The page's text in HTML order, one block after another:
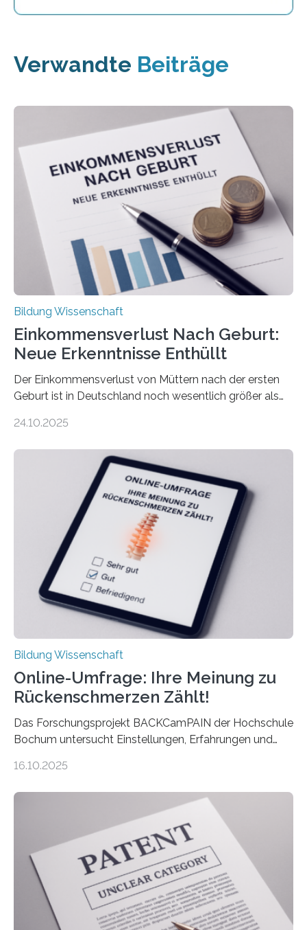
Verwandte Beiträge
Bildung Wissenschaft
Einkommensverlust Nach Geburt:
Neue Erkenntnisse Enthüllt
Der Einkommensverlust von Müttern nach der ersten
Geburt ist in Deutschland noch wesentlich größer als
nach der Geburt durchschnittlich fast 30.000 Euro
langfristigen Auswirkungen auf Karriere und die spätere
Rente. Bisherige Schätzungen lagen bei rund 20.000
Euro und damit etwa 30 Prozent zu niedrig. Zu diesem
Ergebnis kommt eine neue Studie des ZEW Mannheim
mit der Universität Tilburg. „Werden Frauen unter 30
Jahren erstmals…
24.10.2025
Bildung Wissenschaft
Online-Umfrage: Ihre Meinung zu
Rückenschmerzen Zählt!
Das Forschungsprojekt BACKCamPAIN der Hochschule
Bochum untersucht Einstellungen, Erfahrungen und
gehören zu den häufigsten gesundheitlichen
Rückenschmerzen denken und welche Erfahrungen sie
damit gemacht haben, kann entscheidend
beeinflussen, wie Schmerzen verlaufen und welche
Therapien wirken. Diese individuellen Überzeugungen
stehen im Mittelpunkt einer aktuellen Studie der
Hochschule Bochum. Im Rahmen des
Promotionsprojekts „BACKCamPAIN“ führt die
Doktorandin Deborah Jost (Hochschule Bochum,
16.10.2025